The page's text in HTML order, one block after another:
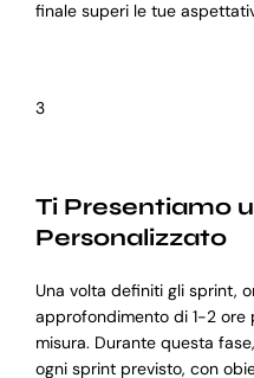
finale superi le tue
3
Ti Presentiamo
Personalizzato
Una volta definiti gli sprint,
approfondimento di 1-2 ore
misura. Durante questa
ogni sprint previsto, con